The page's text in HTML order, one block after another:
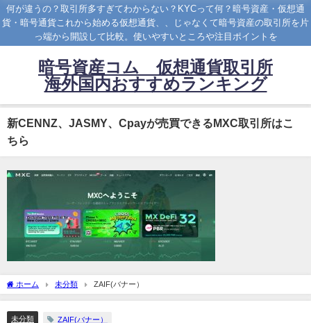
何が違うの？取引所多すぎてわからない？KYCって何？暗号資産・仮想通
貨・暗号通貨これから始める仮想通貨、、じゃなくて暗号資産の取引所を片
っ端から開設して比較。使いやすいところや注目ポイントを
暗号資産コム 仮想通貨取引所
海外国内おすすめランキング
新CENNZ、JASMY、Cpayが売買できるMXC取引所はこ
ちら
ホーム 未分類 ZAIF(バナー）
未分類 ZAIF(バナー）